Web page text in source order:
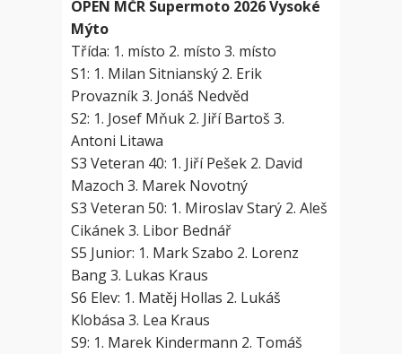
OPEN MČR Supermoto 2026 Vysoké
Mýto
Třída: 1. místo 2. místo 3. místo
S1: 1. Milan Sitnianský 2. Erik
Provazník 3. Jonáš Nedvěd
S2: 1. Josef Mňuk 2. Jiří Bartoš 3.
Antoni Litawa
S3 Veteran 40: 1. Jiří Pešek 2. David
Mazoch 3. Marek Novotný
S3 Veteran 50: 1. Miroslav Starý 2. Aleš
Cikánek 3. Libor Bednář
S5 Junior: 1. Mark Szabo 2. Lorenz
Bang 3. Lukas Kraus
S6 Elev: 1. Matěj Hollas 2. Lukáš
Klobása 3. Lea Kraus
S9: 1. Marek Kindermann 2. Tomáš